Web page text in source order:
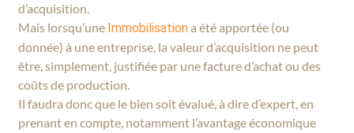
d’acquisition.
Mais lorsqu’une Immobilisationa été apportée (ou
donnée) à une entreprise, la valeur d’acquisition ne peut
être, simplement, justifiée par une facture d’achat ou des
coûts de production.
Il faudra donc que le bien soit évalué, à dire d’expert, en
prenant en compte, notamment l’avantage économique